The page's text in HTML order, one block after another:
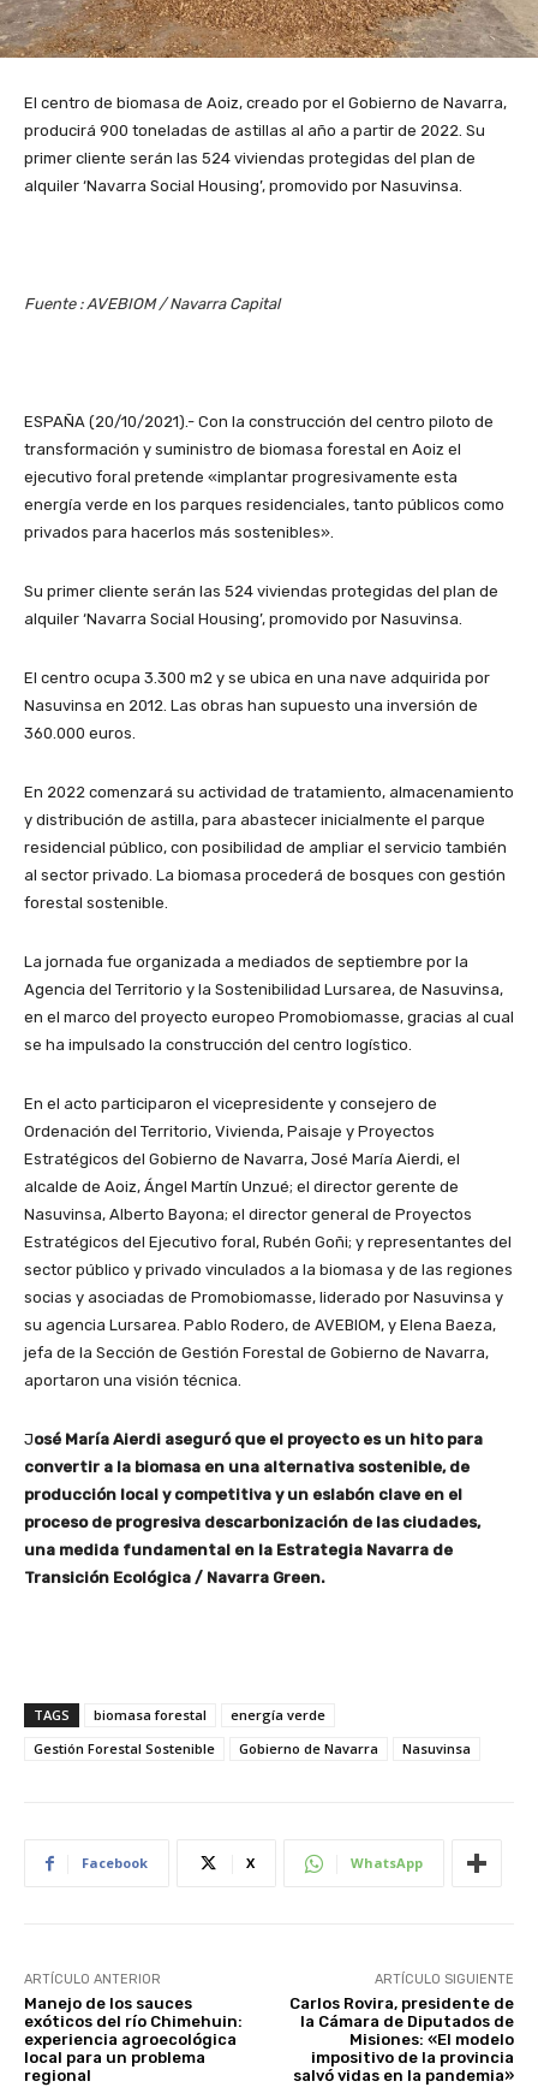
El centro de biomasa de Aoiz, creado por el Gobierno de Navarra,
producirá 900 toneladas de astillas al año a partir de 2022. Su
primer cliente serán las 524 viviendas protegidas del plan de
alquiler ‘Navarra Social Housing’, promovido por Nasuvinsa.
Fuente : AVEBIOM /Navarra Capital
ESPAÑA (20/10/2021).- Con la construcción del centro piloto de
transformación y suministro de biomasa forestal en Aoiz el
ejecutivo foral pretende «implantar progresivamente esta
energía verde en los parques residenciales, tanto públicos como
privados para hacerlos más sostenibles».
Su primer cliente serán las 524 viviendas protegidas del plan de
alquiler ‘Navarra Social Housing’, promovido por Nasuvinsa.
El centro ocupa 3.300 m2 y se ubica en una nave adquirida por
Nasuvinsa en 2012. Las obras han supuesto una inversión de
360.000 euros.
En 2022 comenzará su actividad de tratamiento, almacenamiento
y distribución de astilla, para abastecer inicialmente el parque
residencial público, con posibilidad de ampliar el servicio también
al sector privado. La biomasa procederá de bosques con gestión
forestal sostenible.
La jornada fue organizada a mediados de septiembre por la
Agencia del Territorio y la Sostenibilidad Lursarea, de Nasuvinsa,
en el marco del proyecto europeo Promobiomasse, gracias al cual
se ha impulsado la construcción del centro logístico.
En el acto participaron el vicepresidente y consejero de
Ordenación del Territorio, Vivienda, Paisaje y Proyectos
Estratégicos del Gobierno de Navarra, José María Aierdi, el
alcalde de Aoiz, Ángel Martín Unzué; el director gerente de
Nasuvinsa, Alberto Bayona; el director general de Proyectos
Estratégicos del Ejecutivo foral, Rubén Goñi; y representantes del
sector público y privado vinculados a la biomasa y de las regiones
socias y asociadas de Promobiomasse, liderado por Nasuvinsa y
su agencia Lursarea. Pablo Rodero, de AVEBIOM, y Elena Baeza,
jefa de la Sección de Gestión Forestal de Gobierno de Navarra,
aportaron una visión técnica.
José María Aierdi aseguró que el proyecto es un hito para
convertir a la biomasa en una alternativa sostenible, de
producción local y competitiva y un eslabón clave en el
proceso de progresiva descarbonización de las ciudades,
una medida fundamental en la Estrategia Navarra de
Transición Ecológica / Navarra Green.
TAGS biomasa forestal
energía verde
Gestión Forestal Sostenible
Gobierno de Navarra Nasuvinsa
Facebook X WhatsApp
ARTÍCULO ANTERIOR
Manejo de los sauces
exóticos del río Chimehuin:
experiencia agroecológica
local para un problema
regional
ARTÍCULO SIGUIENTE
Carlos Rovira, presidente de
la Cámara de Diputados de
Misiones: «El modelo
impositivo de la provincia
salvó vidas en la pandemia»